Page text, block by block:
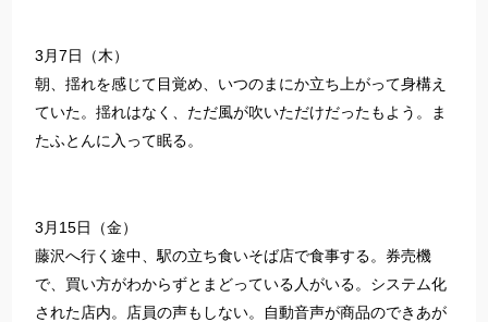
3月7日（木）
朝、揺れを感じて目覚め、いつのまにか立ち上がって身構え
ていた。揺れはなく、ただ風が吹いただけだったもよう。ま
たふとんに入って眠る。
3月15日（金）
藤沢へ行く途中、駅の立ち食いそば店で食事する。券売機
で、買い方がわからずとまどっている人がいる。システム化
された店内。店員の声もしない。自動音声が商品のできあが